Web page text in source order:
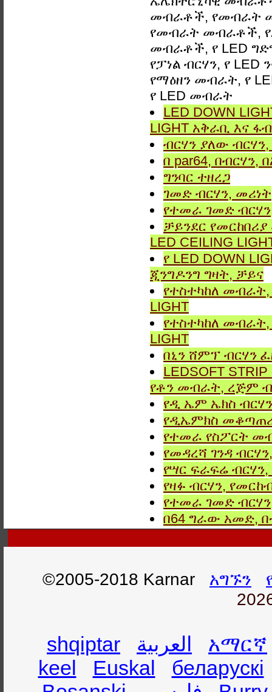
መብራቶች, የመብራት
የመብራት መብራቶች,
መብራቶች, የ LED
የፓነል ብርሃን, የ LED
የማዕዘን መብራት, የ
የ LED መብራት
LED DOWN
LIGHT አቅራቢ እና
ብርሃን ያለው ብርሃን,
በ par64, በብርሃን,
ግንባር ​​ተዘረጋ
ገመድ ብርሃን, መሪነት
የተመራ ገመድ
ቻይንደር
LED CEILING
የ LED DOWN
ጂንግዶንግ ግዛት, ቻይና
የተስተካከለ መብራት,
LIGHT
የተስተካከለ መብራት,
LIGHT
በኒን ሸምፕ ብርሃን
LEDSOFT
የቶን መብራት, ረጅም
የዲ ኤም ኤክስ
የዲኤምክስ
የተመራ የስፖርት
የመዳረሻ ገንዳ
የሣር ፍራፍሬ
የዛፉ ብርሃን,
የተመራ ገመድ
በ64 ግራው አመድ,
©2005-2018 Karnar አግኙን
shqiptar العربية
አማርኛ
keel
Euskal
беларускі